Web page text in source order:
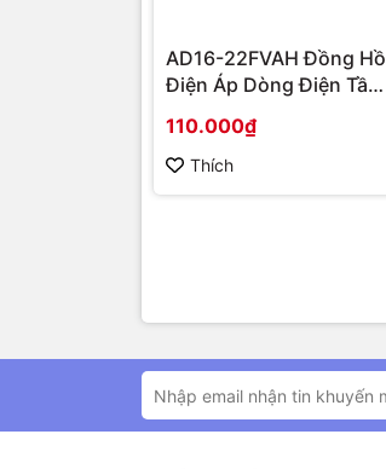
AD16-22FVAH Đồng Hồ
Điện Áp Dòng Điện Tần
110.000₫
Thích